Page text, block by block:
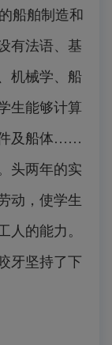
船舶制造和
有法语、基
机械学、船
生能够计算
件及船体……
头两年的实
动，使学生
人的能力。
牙坚持了下